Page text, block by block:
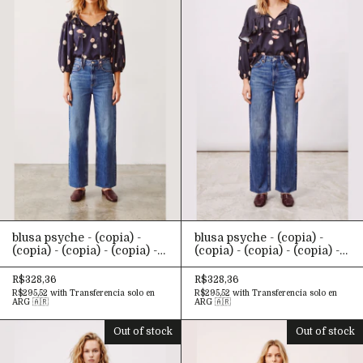
(copia) - (copia)
blusa psyche - (copia) -
(copia) - (copia) - (copia) -
(copia) - (copia) - (copia) -
(copia) - (copia) - (copia) -
(copia) - (copia) - (copia) -
(copia) - (copia) - (copia) -
(copia) - (copia) - (copia) -
(copia) - (copia) - (copia) -
R$328,36
R$295,52 with Transferencia solo en
ARG 🇦🇷
blusa psyche - (copia) -
(copia) - (copia) - (copia) -
(copia) - (copia) - (copia) -
(copia) - (copia) - (copia) -
(copia) - (copia) - (copia) -
(copia) - (copia) - (copia) -
(copia) - (copia) - (copia) -
(copia) - (copia) - (copia) -
R$328,36
R$295,52 with Transferencia solo en
ARG 🇦🇷
Out of stock Out of stock